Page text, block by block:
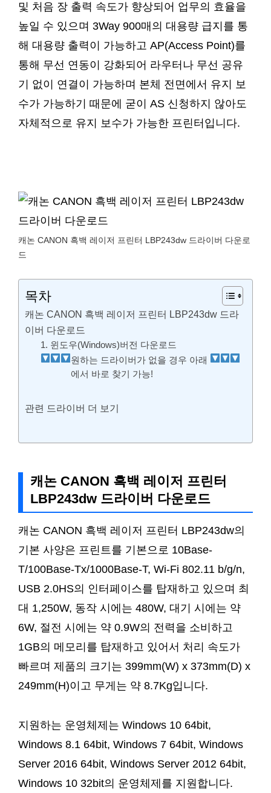
및 처음 장 출력 속도가 향상되어 업무의 효율을
높일 수 있으며 3Way 900매의 대용량 급지를 통
해 대용량 출력이 가능하고 AP(Access Point)를
통해 무선 연동이 강화되어 라우터나 무선 공유
기 없이 연결이 가능하며 본체 전면에서 유지 보
수가 가능하기 때문에 굳이 AS 신청하지 않아도
자체적으로 유지 보수가 가능한 프린터입니다.
캐논 CANON 흑백 레이저 프린터 LBP243dw 드라이버 다운로
드
목차
캐논 CANON 흑백 레이저 프린터 LBP243dw 드라
이버 다운로드
1. 윈도우(Windows)버전 다운로드
원하는 드라이버가 없을 경우 아래
에서 바로 찾기 가능!
관련 드라이버 더 보기
캐논 CANON 흑백 레이저 프린터
LBP243dw 드라이버 다운로드
캐논 CANON 흑백 레이저 프린터 LBP243dw의
기본 사양은 프린트를 기본으로 10Base-
T/100Base-Tx/1000Base-T, Wi-Fi 802.11 b/g/n,
USB 2.0HS의 인터페이스를 탑재하고 있으며 최
대 1,250W, 동작 시에는 480W, 대기 시에는 약
6W, 절전 시에는 약 0.9W의 전력을 소비하고
1GB의 메모리를 탑재하고 있어서 처리 속도가
빠르며 제품의 크기는 399mm(W) x 373mm(D) x
249mm(H)이고 무게는 약 8.7Kg입니다.
지원하는 운영체제는 Windows 10 64bit,
Windows 8.1 64bit, Windows 7 64bit, Windows
Server 2016 64bit, Windows Server 2012 64bit,
Windows 10 32bit의 운영체제를 지원합니다.